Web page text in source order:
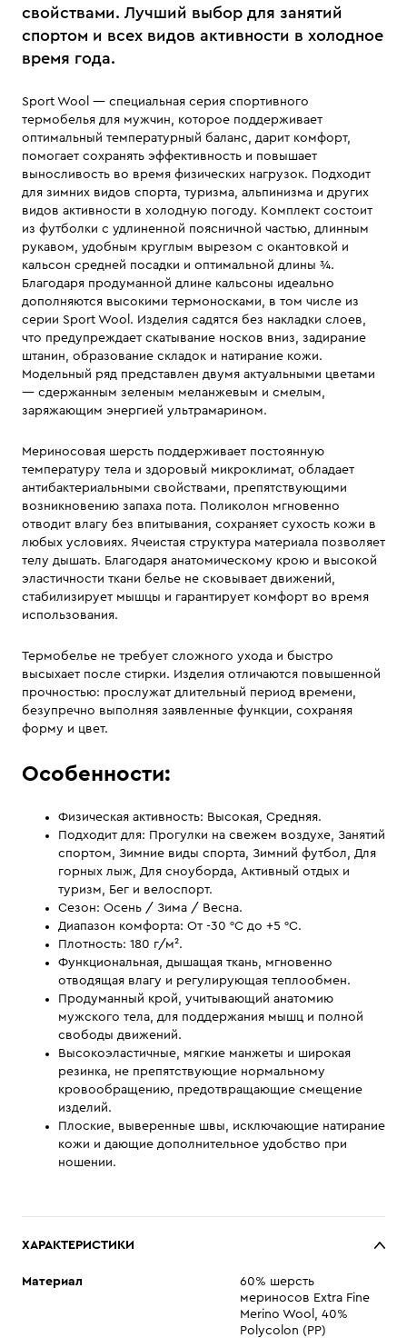
свойствами. Лучший выбор для занятий
спортом и всех видов активности в холодное
время года.
Sport Wool — специальная серия спортивного
термобелья для мужчин, которое поддерживает
оптимальный температурный баланс, дарит комфорт,
помогает сохранять эффективность и повышает
выносливость во время физических нагрузок. Подходит
для зимних видов спорта, туризма, альпинизма и других
видов активности в холодную погоду. Комплект состоит
из футболки с удлиненной поясничной частью, длинным
рукавом, удобным круглым вырезом с окантовкой и
кальсон средней посадки и оптимальной длины ¾.
Благодаря продуманной длине кальсоны идеально
дополняются высокими термоносками, в том числе из
серии Sport Wool. Изделия садятся без накладки слоев,
что предупреждает скатывание носков вниз, задирание
штанин, образование складок и натирание кожи.
Модельный ряд представлен двумя актуальными цветами
— сдержанным зеленым меланжевым и смелым,
заряжающим энергией ультрамарином.
Мериносовая шерсть поддерживает постоянную
температуру тела и здоровый микроклимат, обладает
антибактериальными свойствами, препятствующими
возникновению запаха пота. Поликолон мгновенно
отводит влагу без впитывания, сохраняет сухость кожи в
любых условиях. Ячеистая структура материала позволяет
телу дышать. Благодаря анатомическому крою и высокой
эластичности ткани белье не сковывает движений,
стабилизирует мышцы и гарантирует комфорт во время
использования.
Термобелье не требует сложного ухода и быстро
высыхает после стирки. Изделия отличаются повышенной
прочностью: прослужат длительный период времени,
безупречно выполняя заявленные функции, сохраняя
форму и цвет.
Особенности:
Физическая активность: Высокая, Средняя.
Подходит для: Прогулки на свежем воздухе, Занятий
спортом, Зимние виды спорта, Зимний футбол, Для
горных лыж, Для сноуборда, Активный отдых и
туризм, Бег и велоспорт.
Сезон: Осень / Зима / Весна.
Диапазон комфорта: От -30 °С до +5 °С.
Плотность: 180 г/м².
Функциональная, дышащая ткань, мгновенно
отводящая влагу и регулирующая теплообмен.
Продуманный крой, учитывающий анатомию
мужского тела, для поддержания мышц и полной
свободы движений.
Высокоэластичные, мягкие манжеты и широкая
резинка, не препятствующие нормальному
кровообращению, предотвращающие смещение
изделий.
Плоские, выверенные швы, исключающие натирание
кожи и дающие дополнительное удобство при
ношении.
ХАРАКТЕРИСТИКИ
Материал
60% шерсть
мериносов Extra Fine
Merino Wool, 40%
Polycolon (PP)